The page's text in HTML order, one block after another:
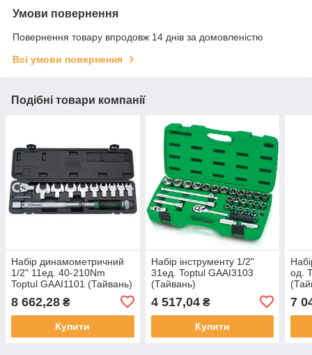
Умови повернення
Повернення товару впродовж 14 днів за домовленістю
Всі умови повернення
Подібні товари компанії
Набір динамометричний
1/2" 11ед. 40-210Nm
Toptul GAAI1101 (Тайвань)
8 662,28 ₴
Купити
Набір інструменту 1/2"
31ед. Toptul GAAI3103
(Тайвань)
4 517,04₴
Купити
од.
7